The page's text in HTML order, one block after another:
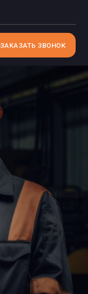
ЗАКАЗАТЬ ЗВОНОК